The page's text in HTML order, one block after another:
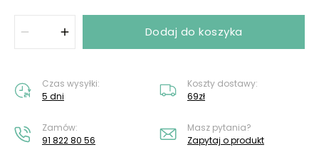
Dodaj do koszyka
Czas wysyłki:
5 dni
Koszty dostawy:
69zł
Zamów:
91 822 80 56
Masz pytania?
Zapytaj o produkt